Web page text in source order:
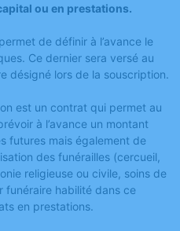
ou en prestations.
de définir à l’avance le
Ce dernier sera versé au
désigné lors de la souscription.
est un contrat qui permet au
à l’avance un montant
futures mais également de
des funérailles (cercueil,
religieuse ou civile, soins de
funéraire habilité dans ce
en prestations.